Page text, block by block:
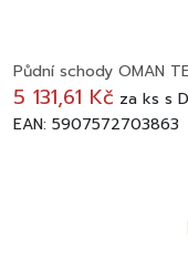
Půdní schody OMAN
5 131,61 Kč za ks s
EAN: 5907572703863